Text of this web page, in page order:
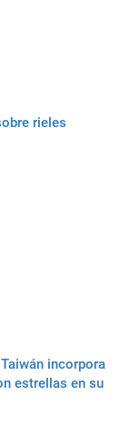
rieles
incorpora
estrellas en su